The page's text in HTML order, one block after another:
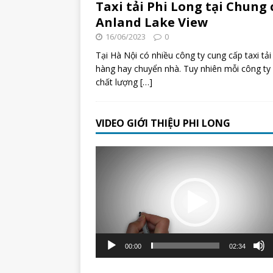
Taxi tải Phi Long tại Chung
Anland Lake View
16/06/2023 0
Tại Hà Nội có nhiều công ty cung cấp taxi
hàng hay chuyển nhà. Tuy nhiên mỗi công
chất lượng[…]
VIDEO GIỚI THIỆU PHI LONG
00:00 02:34